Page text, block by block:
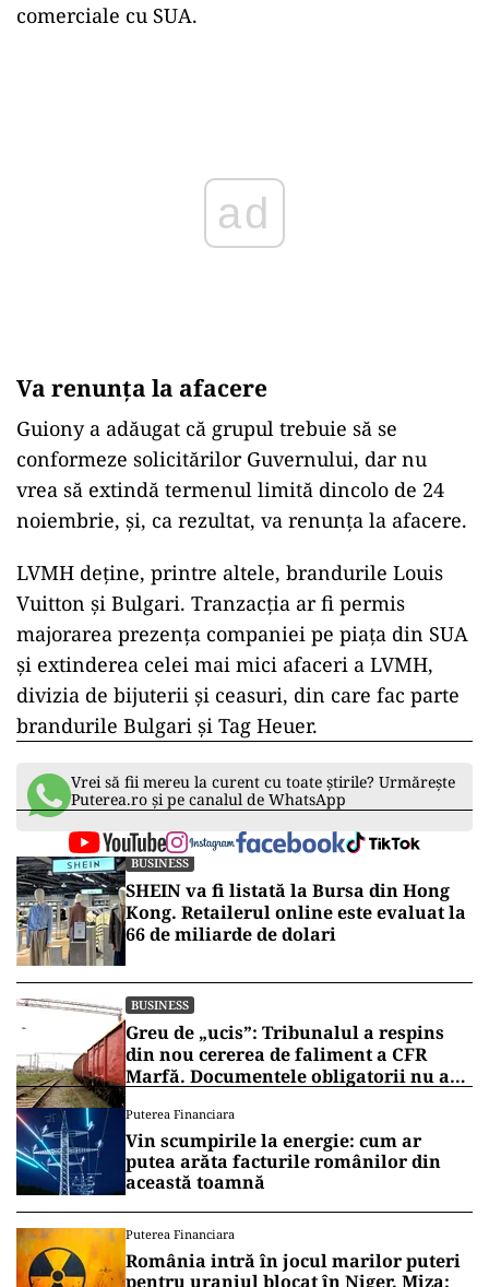
comerciale cu SUA.
ad
Va renunţa la afacere
Guiony a adăugat că grupul trebuie să se
conformeze solicitărilor Guvernului, dar nu
vrea să extindă termenul limită dincolo de 24
noiembrie, şi, ca rezultat, va renunţa la afacere.
LVMH deţine, printre altele, brandurile Louis
Vuitton şi Bulgari. Tranzacţia ar fi permis
majorarea prezenţa companiei pe piaţa din SUA
şi extinderea celei mai mici afaceri a LVMH,
divizia de bijuterii şi ceasuri, din care fac parte
brandurile Bulgari şi Tag Heuer.
Vrei să fii mereu la curent cu toate știrile? Urmărește
Puterea.ro și pe canalul de WhatsApp
BUSINESS
SHEIN va fi listată la Bursa din Hong
Kong. Retailerul online este evaluat la
66 de miliarde de dolari
BUSINESS
Greu de „ucis”: Tribunalul a respins
din nou cererea de faliment a CFR
Marfă. Documentele obligatorii nu au
Puterea Financiara
Vin scumpirile la energie: cum ar
putea arăta facturile românilor din
această toamnă
Puterea Financiara
România intră în jocul marilor puteri
pentru uraniul blocat în Niger. Miza: